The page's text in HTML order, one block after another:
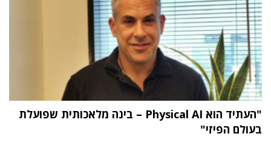
"העתיד הוא Physical AI – בינה מלאכותית שפועלת
בעולם הפיזי"